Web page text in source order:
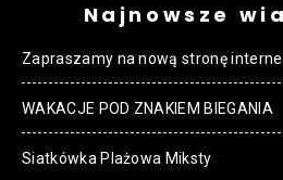
Najnowsze
Zapraszamy na nową stronę
WAKACJE POD ZNAKIEM BIEGANIA
Siatkówka Plażowa Miksty